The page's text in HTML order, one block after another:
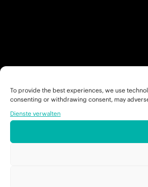
To provide the best experiences, we use
consenting or withdrawing consent, may
Dienste verwalten